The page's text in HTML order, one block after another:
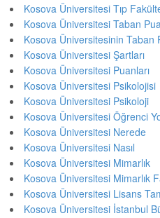
Kosova Üniversitesi Tıp
Kosova Üniversitesi Taban
Kosova Üniversitesinin Taban
Kosova Üniversitesi Şartları
Kosova Üniversitesi Puanları
Kosova Üniversitesi Psikolojisi
Kosova Üniversitesi Psikoloji
Kosova Üniversitesi Öğrenci
Kosova Üniversitesi Nerede
Kosova Üniversitesi Nasıl
Kosova Üniversitesi Mimarlık
Kosova Üniversitesi Mimarlık
Kosova Üniversitesi Lisans
Kosova Üniversitesi İstanbul